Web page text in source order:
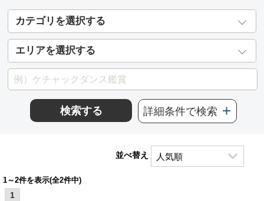
カテゴリを選択する
エリアを選択する
検索する 詳細条件で検索
並べ替え
1～2件を表示(全2件中)
1